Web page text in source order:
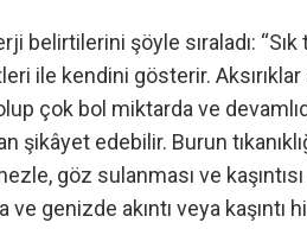
belirtilerini şöyle sıraladı: “Sık
ile kendini gösterir.
çok bol miktarda ve
şikâyet edebilir. Burun
göz sulanması ve
genizde akıntı veya kaşıntı